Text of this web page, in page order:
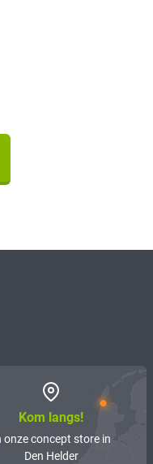
Kom langs!
onze concept store in
Den Helder